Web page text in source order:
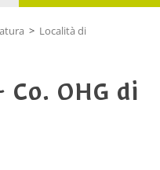
> Località di
OHG di